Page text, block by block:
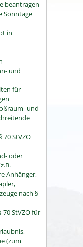
beantragen
Sonntage
in
und
für
und
70 StVZO
oder
Anhänger,
nach §
70 StVZO für
(zum